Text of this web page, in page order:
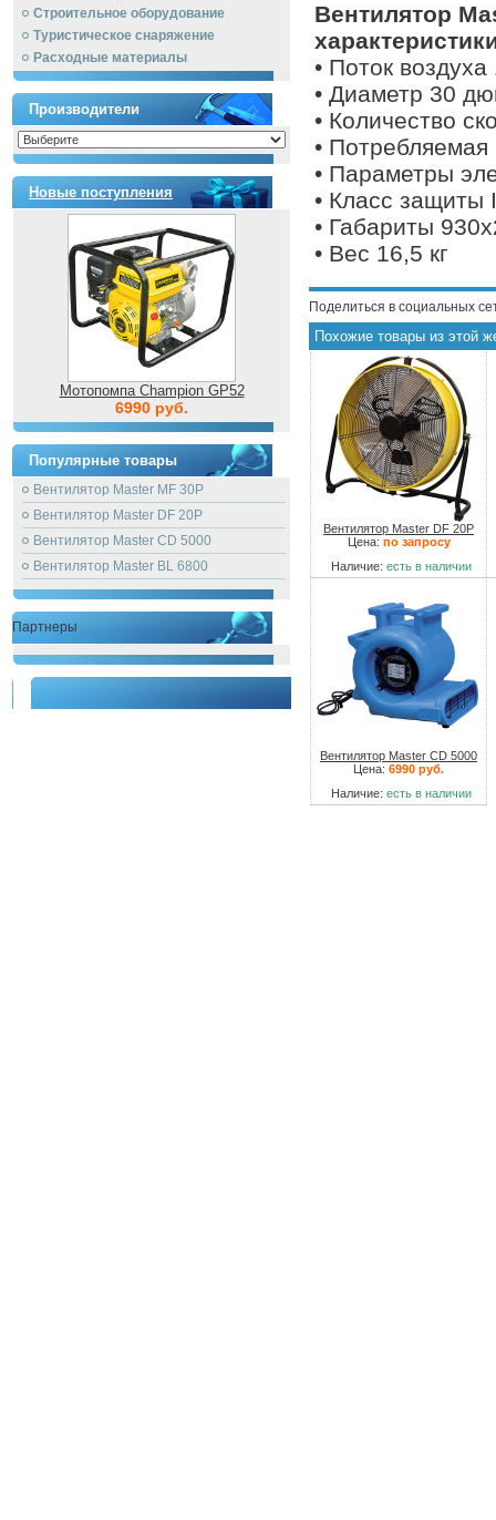
Строительное оборудование
Туристическое снаряжение
Расходные материалы
Производители
Новые поступления
Мотопомпа Champion GP52
6990 руб.
Популярные товары
Вентилятор Master MF 30P
Вентилятор Master DF 20P
Вентилятор Master CD 5000
Вентилятор Master BL 6800
Партнеры
Вентилятор
• Поток
• Диаметр 30
• Количество
•
• Параметры
• Класс защиты
• Габариты
• Вес 16,5 кг
Поделиться в социальных
Похожие товары из этой
Вентилятор Master DF 20P
Цена: по запросу
Наличие: есть в наличии
Вентилятор Master CD 5000
Цена: 6990 руб.
Наличие: есть в наличии